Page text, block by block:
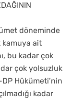
döneminde
kamuya ait
bu kadar çok
çok yolsuzluk
Hükümeti’nin
kadar